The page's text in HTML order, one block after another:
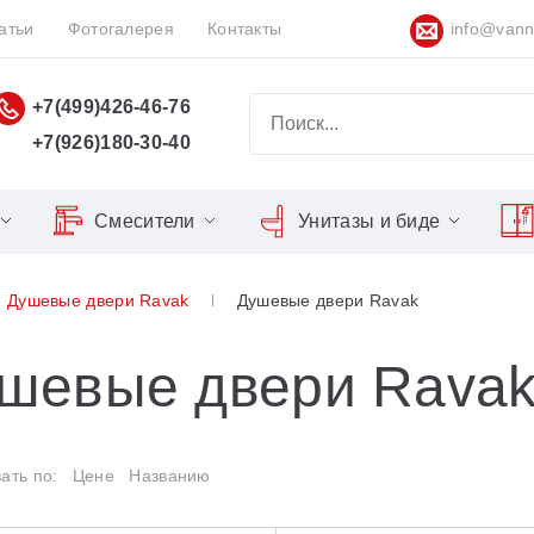
Фотогалерея Контакты
+7(499)426-46-76
+7(926)180-30-40
Душевые двери
Blix
Domino
Formy
Смесители
Серия Flat
Серия LIFE
Унитазы и биде
Сиденья для унитазов
Cool
Nexty
Душевые двери Ravak Душевые двери Ravak
двери
по: Цене Названию